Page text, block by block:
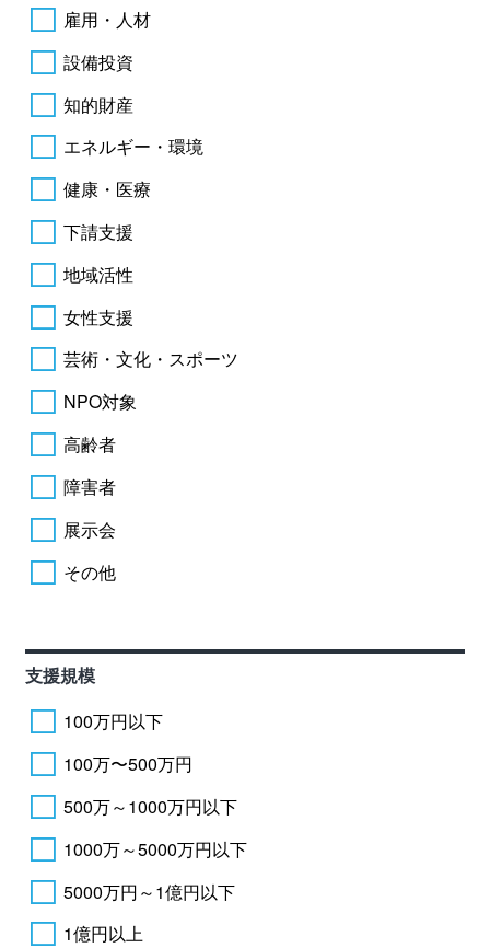
雇用・人材
設備投資
知的財産
エネルギー・環境
健康・医療
下請支援
地域活性
女性支援
芸術・文化・スポーツ
NPO対象
高齢者
障害者
展示会
その他
支援規模
100万円以下
100万〜500万円
500万～1000万円以下
1000万～5000万円以下
5000万円～1億円以下
1億円以上